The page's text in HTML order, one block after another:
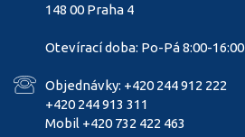
148 00 Praha 4
Otevírací doba: Po-Pá 8:00-16:00
Objednávky: +420 244 912 222
+420 244 913 311
Mobil +420 732 422 463